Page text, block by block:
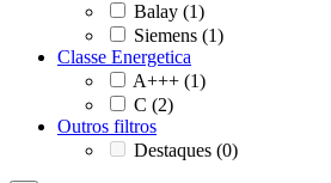
Balay (1)
Siemens (1)
Classe Energetica
A+++ (1)
C (2)
Outros filtros
Destaques (0)